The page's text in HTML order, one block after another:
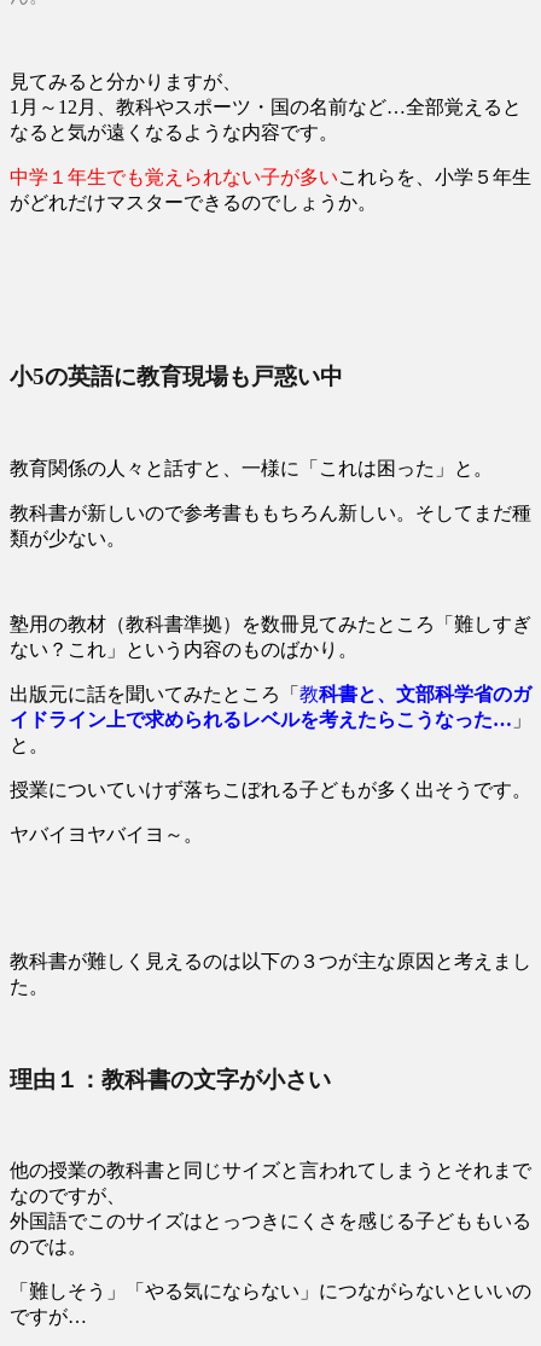
見てみると分かりますが、
1月～12月、教科やスポーツ・国の名前など…全部覚えると
なると気が遠くなるような内容です。
中学１年生でも覚えられない子が多いこれらを、小学５年生
がどれだけマスターできるのでしょうか。
小5の英語に教育現場も戸惑い中
教育関係の人々と話すと、一様に「これは困った」と。
教科書が新しいので参考書ももちろん新しい。そしてまだ種
類が少ない。
塾用の教材（教科書準拠）を数冊見てみたところ「難しすぎ
ない？これ」という内容のものばかり。
出版元に話を聞いてみたところ「 教科書と、文部科学省のガ
イドライン上で求められるレベルを考えたらこうなった… 」
と。
授業についていけず落ちこぼれる子どもが多く出そうです。
ヤバイヨヤバイヨ～。
教科書が難しく見えるのは以下の３つが主な原因と考えまし
た。
理由１：教科書の文字が小さい
他の授業の教科書と同じサイズと言われてしまうとそれまで
なのですが、
外国語でこのサイズはとっつきにくさを感じる子どももいる
のでは。
「難しそう」「やる気にならない」につながらないといいの
ですが…